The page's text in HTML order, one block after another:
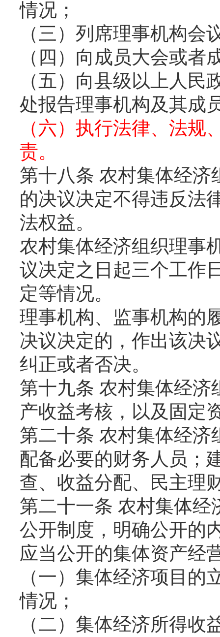
情况；
（三）列席理事机构会
（四）向成员大会或
（五）向县级以上人
处报告理事机构及其成
（六）执行法律、法
责。
第十八条 农村集体经济
的决议决定不得违反法
法权益。
农村集体经济组织理事
议决定之日起三个工作
定等情况。
理事机构、监事机构的
决议决定的，作出该决
纠正或者否决。
第十九条 农村集体经济
产收益考核，以及固定
第二十条 农村集体经济
配备必要的财务人员；
查、收益分配、民主理
第二十一条 农村集体经
公开制度，明确公开的
应当公开的集体资产经
（一）集体经济项目
情况；
（二）集体经济所得收